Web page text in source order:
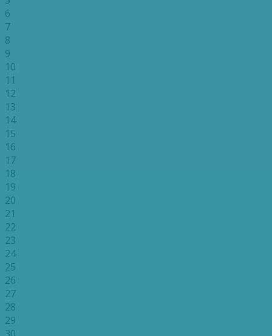
6
7
8
9
10
11
12
13
14
15
16
17
18
19
20
21
22
23
24
25
26
27
28
29